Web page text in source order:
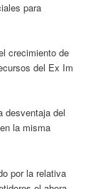
para
crecimiento de
del Ex Im
desventaja del
la misma
por la relativa